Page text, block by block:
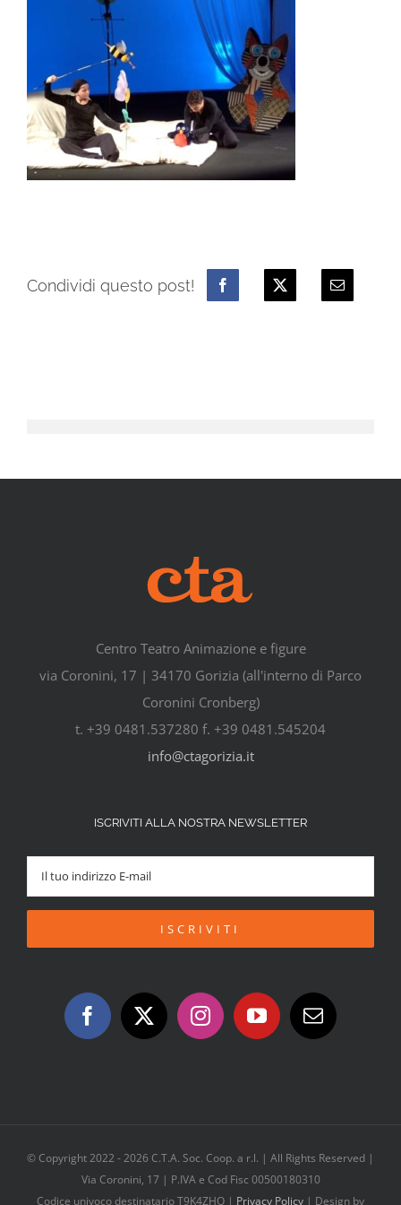
Condividi questo post!
Centro Teatro Animazione e figure
via Coronini, 17 | 34170 Gorizia (all'interno di Parco
Coronini Cronberg)
t. +39 0481.537280 f. +39 0481.545204
info@ctagorizia.it
ISCRIVITI ALLA NOSTRA NEWSLETTER
© Copyright 2022 -2026 C.T.A. Soc. Coop. a r.l. | All Rights Reserved |
Via Coronini, 17 | P.IVA e Cod Fisc 00500180310
Codice univoco destinatario T9K4ZHO | Privacy Policy | Design by